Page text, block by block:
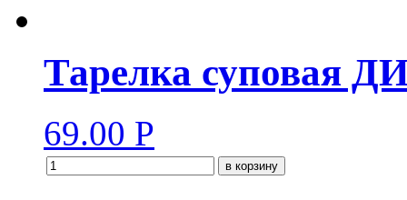
Тарелка суповая
69.00 Р
в корзину